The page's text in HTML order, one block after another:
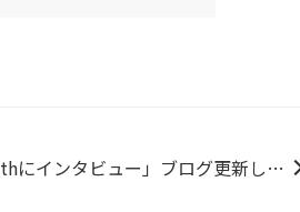
にインタビュー」ブログ更新しま